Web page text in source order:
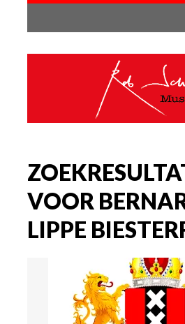
VOOR
LIPPE